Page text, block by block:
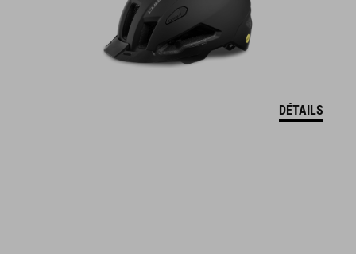
système d'enfilage facile
semelle extérieure renforcée adaptée aux pédales
DÉTAILS